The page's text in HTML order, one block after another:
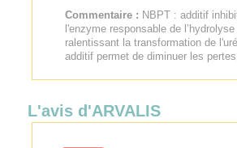
Commentaire : NBPT : additif
l'enzyme responsable de l’hydrolyse
ralentissant la transformation de
additif permet de diminuer les
L'avis d'ARVALIS